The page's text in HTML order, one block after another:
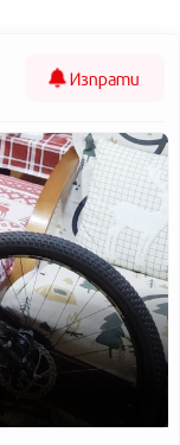
Изпрати